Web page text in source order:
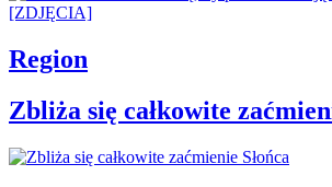
Region
Zbliża się całkowite